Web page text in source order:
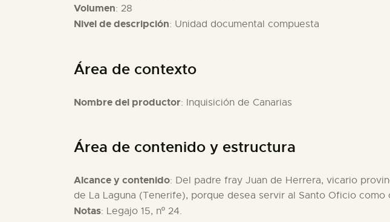
Volumen: 28
Nivel de descripción: Unidad documental compuesta
Área de contexto
Nombre del productor: Inquisición de Canarias
Área de contenido y estructura
Alcance y contenido: Del padre fray Juan de Herrera, vicario
de La Laguna (Tenerife), porque desea servir al Santo Oficio como
Notas: Legajo 15, nº 24.